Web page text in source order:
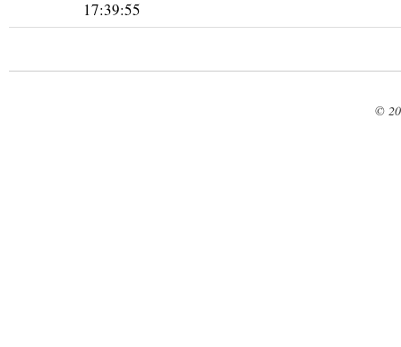
17:39:55
©